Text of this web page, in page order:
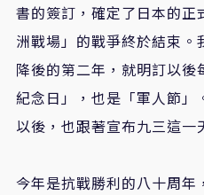
書的簽訂，確定了日本的正
洲戰場」的戰爭終於結束
降後的第二年，就明訂以
紀念日」，也是「軍人節
以後，也跟著宣布九三這一
今年是抗戰勝利的八十周